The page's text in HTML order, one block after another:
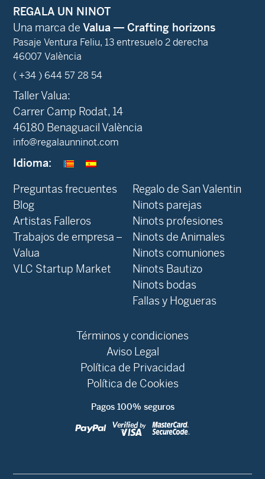
REGALA UN NINOT
Una marca de Valua — Crafting horizons
Pasaje Ventura Feliu, 13 entresuelo 2 derecha
46007 València
( +34 ) 644 57 28 54
Taller Valua:
Carrer Camp Rodat, 14
46180 Benaguacil València
info@regalaunninot.com
Idioma:
Preguntas frecuentes
Blog
Artistas Falleros
Trabajos de empresa –
Valua
VLC Startup Market
Regalo de San Valentin
Ninots parejas
Ninots profesiones
Ninots de Animales
Ninots comuniones
Ninots Bautizo
Ninots bodas
Fallas y Hogueras
Términos y condiciones
Aviso Legal
Política de Privacidad
Política de Cookies
Pagos 100% seguros